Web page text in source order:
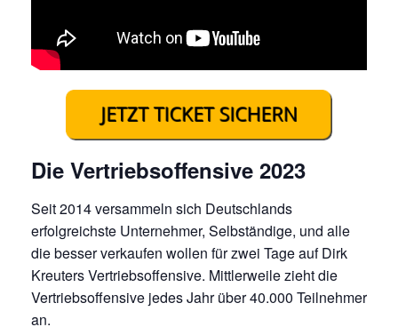
Die Vertriebsoffensive 2023
Seit 2014 versammeln sich Deutschlands
erfolgreichste Unternehmer, Selbständige, und alle
die besser verkaufen wollen für zwei Tage auf Dirk
Kreuters Vertriebsoffensive. Mittlerweile zieht die
Vertriebsoffensive jedes Jahr über 40.000 Teilnehmer
an.